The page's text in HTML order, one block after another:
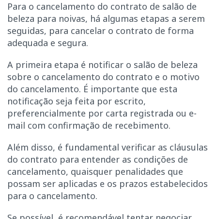
Para o cancelamento do contrato de salão de
beleza para noivas, há algumas etapas a serem
seguidas, para cancelar o contrato de forma
adequada e segura.
A primeira etapa é notificar o salão de beleza
sobre o cancelamento do contrato e o motivo
do cancelamento. É importante que esta
notificação seja feita por escrito,
preferencialmente por carta registrada ou e-
mail com confirmação de recebimento.
Além disso, é fundamental verificar as cláusulas
do contrato para entender as condições de
cancelamento, quaisquer penalidades que
possam ser aplicadas e os prazos estabelecidos
para o cancelamento.